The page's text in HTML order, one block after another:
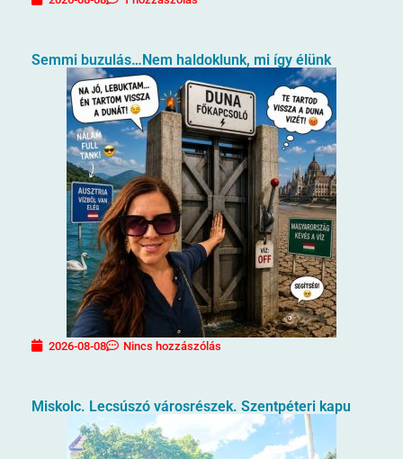
Semmi buzulás…Nem haldoklunk, mi így élünk
2026-08-08 Nincs hozzászólás
Miskolc. Lecsúszó városrészek. Szentpéteri kapu